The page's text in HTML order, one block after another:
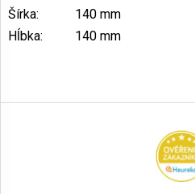
Šírka:
140 mm
Hĺbka: 140 mm
á